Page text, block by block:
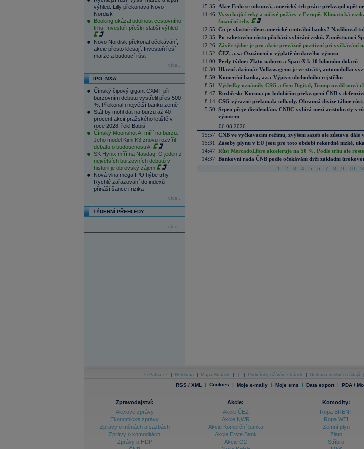
výhled. Lilly překonává Novo
Nordisk
Booking ukázal odolnost cestovního
trhu. Investoři přešli i slabší výhled
Novo Nordisk překonal očekávání,
akcie přesto klesají. Investoři řeší
marže a budoucí růst
více...
IPO, M&A
Čínský čipový gigant CXMT při
burzovním debutu vystřelil přes 500
%. Překonal i největší banku země
Stát by mohl dát na burzu až 40
procent akcií pražského letiště v
roce 2028, řekl Babiš
Čínský Moonshot AI míří na burzu.
Jeho model Kimi K3 znovu rozvířil
debatu o budoucnosti AI
SK Hynix míří na Nasdaq. O jeden z
největších burzovních debutů v
historii je obrovský zájem
Nová vlna mega IPO hýbe trhy.
Rychlé zařazování do indexů
přináší šance i rizika
více...
TÝDENNÍ PŘEHLEDY
více...
15:35
Akce Fedu se odsouvá, americký trh práce překvapil opět
14:46 Vysychající řeky a ničivé požáry v Evropě. Klimatická
finanční trhy
12:55 Co je vlastně cílem americké centrální banky? Nasliboval
12:35 Po raketovém růstu přichází vybírání zisků. Zaměstnanci
12:26
Závěr týdne je pro akcie převážně pozitivní při vyčkávání
11:52 ČEZ, a.s.: Oznámení o výplatě úrokového výnosu
11:00 Perly týdne: Zlato nahoru a SpaceX k 10 bilionům dolarů
10:30 Hlavní akcionář Volkswagenu je ve ztrátě, automobilku
8:59 Komerční banka, a.s.: Výpis z obchodního rejstříku
8:51
Výsledky oznámily CSG a Gen Digital, Trump uvalil nová
8:47 Rozbřesk: Koruna po holubičím překvapení ČNB v
8:14 CSG výrazně překonala odhady. Obranná divize táhne
5:50 Srpen přeje dividendám. CNBC vybírá mezi aristokraty s
výnosem
06.08.2026
15:57 ČNB ve vyčkávacím režimu, zvýšení sazeb ale zůstává dále
15:31
Zásoby plynu v EU jsou pro toto období rekordně nízké,
14:47 Růst MercadoLibre akceleruje na 50 %. Podle trhu ale
14:37 Bankovní rada ČNB podle očekávání drží základní
1 2 3 4 5 6 7 8 9 10
O Patria.cz Reklama Mapa Stránek Podmínky užívání stránek Ochrana osobních údajů
RSS / XML | Cookies | Moje e-maily | Moje sms | Data export | PDA /
Zpravodajství:
Akciové zprávy
Ekonomické zprávy
Zprávy o měnách a sazbách
Zprávy o komoditách
Zprávy o HDP
Akcie:
Akcie ČEZ
Akcie NWR
Akcie Komerční banka
Akcie Erste Bank
Akcie O2
Komodity:
Ropa BRENT
Ropa WTI
Zemní plyn
Zlato
Stříbro